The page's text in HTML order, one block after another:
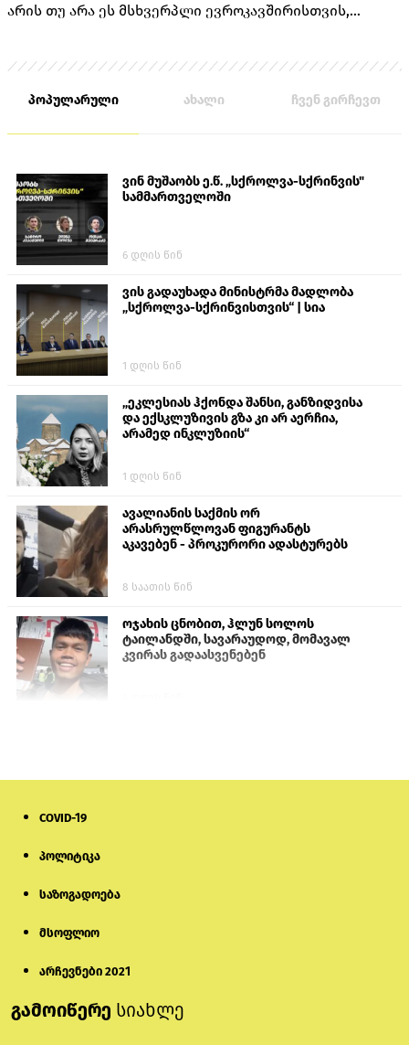
არის თუ არა ეს მსხვერპლი ევროკავშირისთვის,
პოპულარული ახალი ჩვენ გირჩევთ
ვინ მუშაობს ე.წ. „სქროლვა-სქრინვის"
სამმართველოში
6 დღის წინ
ვის გადაუხადა მინისტრმა მადლობა
„სქროლვა-სქრინვისთვის“ | სია
1 დღის წინ
„ეკლესიას ჰქონდა შანსი, განზიდვისა
და ექსკლუზივის გზა კი არ აერჩია,
არამედ ინკლუზიის“
1 დღის წინ
ავალიანის საქმის ორ
არასრულწლოვან ფიგურანტს
აკავებენ - პროკურორი ადასტურებს
8 საათის წინ
ოჯახის ცნობით, ჰლუნ სოლოს
ტაილანდში, სავარაუდოდ, მომავალ
კვირას გადაასვენებენ
გათიშვაზე პირველადი შეფასება
COVID-19
პოლიტიკა
საზოგადოება
მსოფლიო
არჩევნები 2021
გამოიწერე სიახლე